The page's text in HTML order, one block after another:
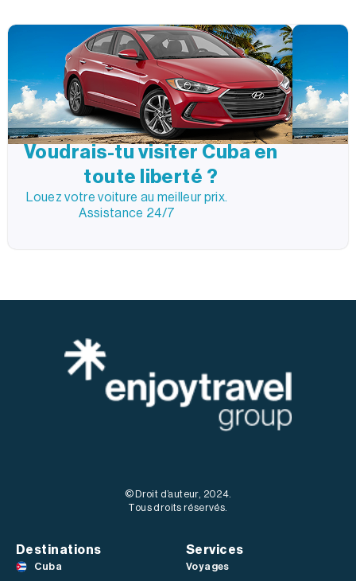
Voudrais-tu visiter Cuba en
toute liberté ?
Louez votre voiture au meilleur prix.
Assistance 24/7
© Droit d’auteur, 2024.
Tous droits réservés.
Destinations
Cuba
Services
Voyages